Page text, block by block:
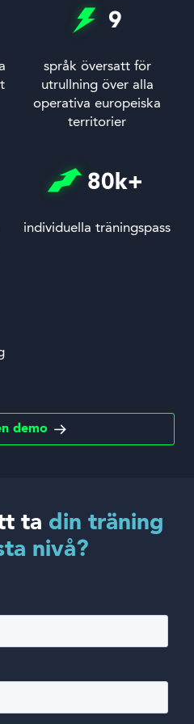
9
språk översatt för
utrullning över alla
operativa europeiska
territorier
80 k+
individuella träningspass
demo
ta din träning
nivå?